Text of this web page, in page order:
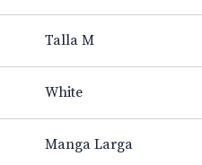
Talla M
White
Manga Larga